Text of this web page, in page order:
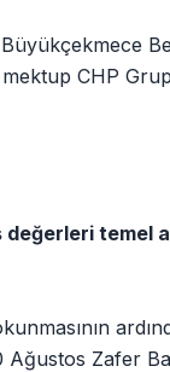
mektup CHP
değerleri temel
Ağustos Zafer